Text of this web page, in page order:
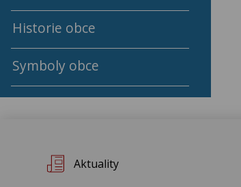
Rok 2019
Rok 2018
Rok 2017
Rok 2015
Historie obce
Symboly obce
Aktuality